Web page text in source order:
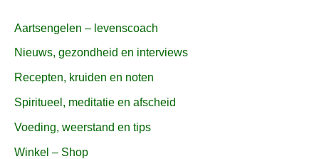
Aartsengelen – levenscoach
Nieuws, gezondheid en interviews
Recepten, kruiden en noten
Spiritueel, meditatie en afscheid
Voeding, weerstand en tips
Winkel – Shop